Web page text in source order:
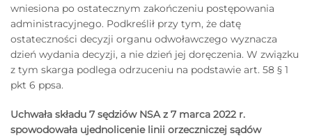
wniesiona po ostatecznym zakończeniu postępowania
administracyjnego. Podkreślił przy tym, że datę
ostateczności decyzji organu odwoławczego wyznacza
dzień wydania decyzji, a nie dzień jej doręczenia. W związku
z tym skarga podlega odrzuceniu na podstawie art. 58 § 1
pkt 6 ppsa.
Uchwała składu 7 sędziów NSA z 7 marca 2022 r.
spowodowała ujednolicenie linii orzeczniczej sądów